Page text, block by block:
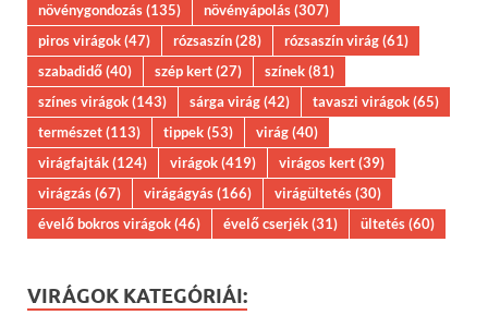
növénygondozás(135) növényápolás(307)
piros virágok(47) rózsaszín(28) rózsaszín virág(61)
szabadidő(40) szép kert(27) színek(81)
színes virágok(143) sárga virág(42) tavaszi virágok(65)
természet(113) tippek(53) virág(40)
virágfajták(124) virágok(419) virágos kert(39)
virágzás(67) virágágyás(166) virágültetés(30)
évelő bokros virágok(46) évelő cserjék(31) ültetés(60)
VIRÁGOK KATEGÓRIÁI: